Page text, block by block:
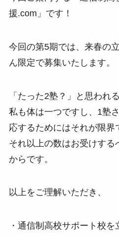
援.com」です！
今回の第5期では、来春の
ん限定で募集いたします。
「たった2塾？」と思われ
私も体は一つですし、1塾
応するためにはそれが限界
それ以上の数はお受けする
からです。
以上をご理解いただき、
・通信制高校サポート校